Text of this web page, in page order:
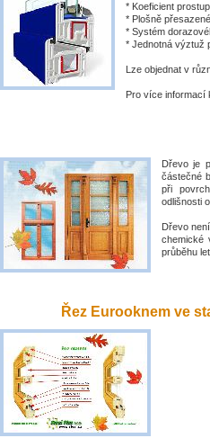
* Koeficient
* Plošně
* Systém
* Jednotná výztuž
Lze objednat v
Pro více informací
Dřevo je
částečné
při
odlišnosti
Dřevo
chemické
průběhu
Řez Eurooknem ve